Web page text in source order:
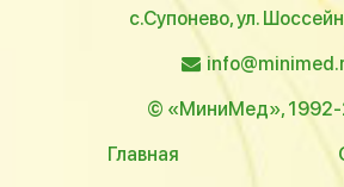
с.Супонево, ул.
© «МиниМед»,
Главная